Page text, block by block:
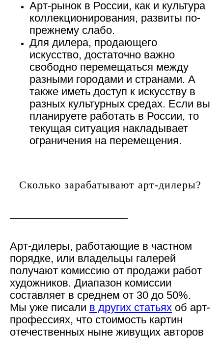
Арт-рынок в России, как и культура
коллекционирования, развиты по-
прежнему слабо.
Для дилера, продающего
искусство, достаточно важно
свободно перемещаться между
разными городами и странами. А
также иметь доступ к искусству в
разных культурных средах. Если вы
планируете работать в России, то
текущая ситуация накладывает
ограничения на перемещения.
Сколько зарабатывают арт-дилеры?
Арт-дилеры, работающие в частном
порядке, или владельцы галерей
получают комиссию от продажи работ
художников. Диапазон комиссии
составляет в среднем от 30 до 50%.
Мы уже писали в других статьях об арт-
профессиях, что стоимость картин
отечественных ныне живущих авторов